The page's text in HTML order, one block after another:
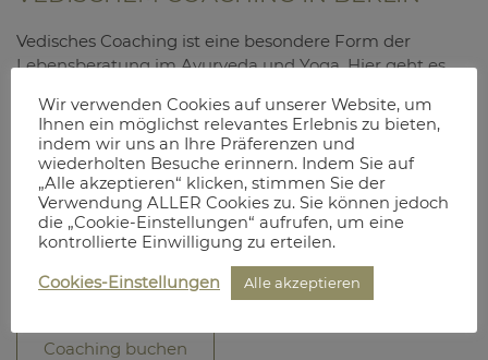
Vedisches Coaching ist eine besondere Form der
Lebensberatung im Ayurveda und Yoga. Hier geht es
Schon die erste Sitzung wird Dein Leben schlagartig
verändern und Dich auf den richtigen Weg bringen.
Erfahre bei meinem vedischen Coaching, was Dir Kraft
gibt und Dich erfüllt. Gemeinsam finden wir heraus,
welche Aufgaben und Beziehungen für Dich bestimmt
sind. Finde Deine Bestimmung mit vedischem
Coaching in Berlin oder Online.
Coaching buchen
Wir verwenden Cookies auf unserer Website, um
Ihnen ein möglichst relevantes Erlebnis zu bieten,
indem wir uns an Ihre Präferenzen und
wiederholten Besuche erinnern. Indem Sie auf
„Alle akzeptieren“ klicken, stimmen Sie der
Verwendung ALLER Cookies zu. Sie können jedoch
die „Cookie-Einstellungen“ aufrufen, um eine
kontrollierte Einwilligung zu erteilen.
Cookies-Einstellungen Alle akzeptieren